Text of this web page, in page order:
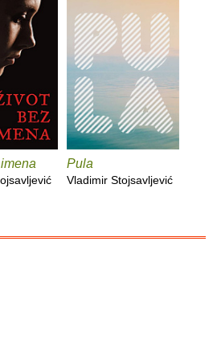
Pula
Vladimir Stojsavljević